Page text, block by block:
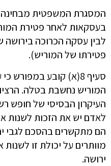
המסגרת המשפטית מבחינה
בעסקאות לאחר פטירת
לבין עסקה הכרוכה
פטירתו של המוריש).
סעיף 8(א) קובע
המוריש נחשבת בטלה.
העיקרון הבסיסי של חופש
לאדם יש את הזכות לשנות
הם מתקשרים בהסכם לגבי
מוותרים על יכולת זו
ירושה.